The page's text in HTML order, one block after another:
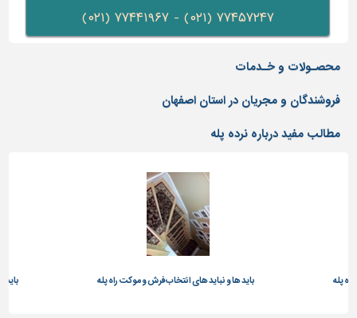
بهداشتی
ابزار،یراق
و
ماشین
آلات
۷۷۴۵۷۲۴۷ (۰۲۱) - ۷۷۴۴۱۹۶۷ (۰۲۱)
محصـولات و خـدمات
فروشندگان و مجریان در استان اصفهان
مطالب مفید درباره نرده پله
پله باید ها و نباید های انتخاب فرش و موکت راه پله باید